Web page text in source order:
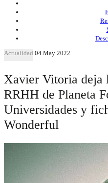
Actualidad 04 May 2022
Xavier Vitoria deja
RRHH de Planeta
Universidades y
Wonderful